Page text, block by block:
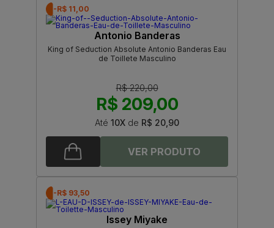
-R$ 11,00
Antonio Banderas
King of Seduction Absolute Antonio Banderas Eau
de Toillete Masculino
R$ 220,00
R$ 209,00
Até 10X de R$ 20,90
-R$ 93,50
Issey Miyake